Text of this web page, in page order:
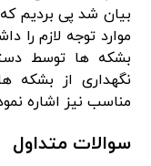
بیان شد پی بردیم
موارد توجه لازم را
بشکه ها توسط
نگهداری از بشکه
مناسب نیز اشاره
سوالات متداول